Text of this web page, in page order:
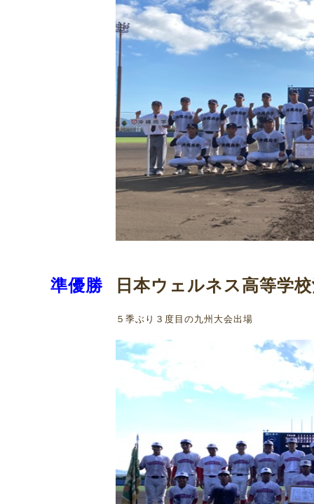
準優勝 日本ウェルネス高等学
５季ぶり３度目の九州大会出場